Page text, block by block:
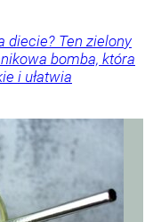
diecie? Ten zielony
bomba, która
i ułatwia